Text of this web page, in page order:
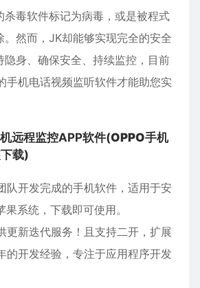
杀毒软件标记为病毒，或是被程式
。然而，JK却能够实现完全的安全
隐身、确保安全、持续监控，目前
手机电话视频监听软件才能助您实
远程监控APP软件(OPPO手机
载)
队开发完成的手机软件，适用于安
系统，下载即可使用。
更新迭代服务！且支持二开，扩展
的开发经验，专注于应用程序开发